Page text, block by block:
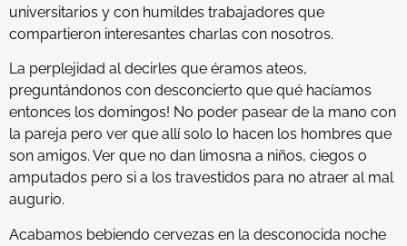
universitarios y con humildes trabajadores que
compartieron interesantes charlas con nosotros.
La perplejidad al decirles que éramos ateos,
preguntándonos con desconcierto que qué hacíamos
entonces los domingos! No poder pasear de la mano con
la pareja pero ver que allí solo lo hacen los hombres que
son amigos. Ver que no dan limosna a niños, ciegos o
amputados pero si a los travestidos para no atraer al mal
augurio.
Acabamos bebiendo cervezas en la desconocida noche